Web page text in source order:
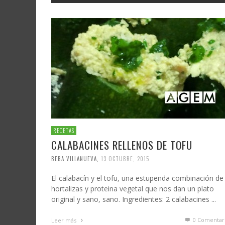
RECETAS
CALABACINES RELLENOS DE TOFU
BEBA VILLANUEVA 13 OCTUBRE, 2015
El calabacín y el tofu, una estupenda combinación de
hortalizas y proteina vegetal que nos dan un plato
original y sano, sano. Ingredientes: 2 calabacines ...
Leer más 0